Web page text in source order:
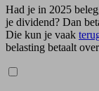
Had je in 2025
je dividend? Dan
Die kun je vaak
belasting betaalt